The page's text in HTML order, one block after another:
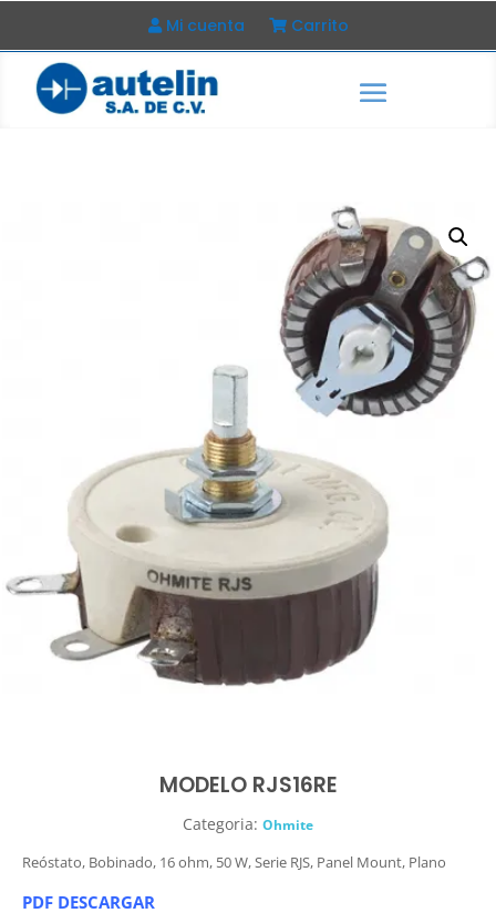
Mi cuenta Carrito
MODELO RJS16RE
Categoria: Ohmite
Reóstato, Bobinado, 16 ohm, 50 W, Serie RJS, Panel Mount, Plano
PDF DESCARGAR